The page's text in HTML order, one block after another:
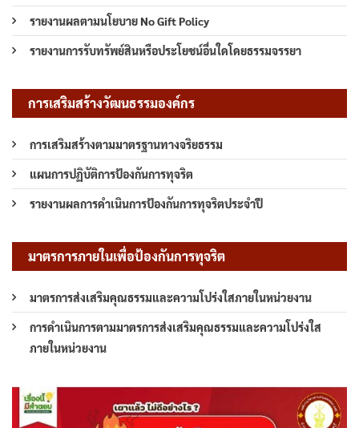
รายงานผลตามนโยบาย No Gift Policy
รายงานการรับทรัพย์สินหรือประโยชน์อื่นใดโดยธรรมจรรยา
การเสริมสร้างวัฒนธรรมองค์กร
การเสริมสร้างตามมาตรฐานทางจริยธรรม
แผนการปฏิบัติการป้องกันการทุจริต
รายงานผลการดำเนินการป้องกันการทุจริตประจำปี
มาตรการภายในเพื่อป้องกันการทุจริต
มาตรการส่งเสริมคุณธรรมและความโปร่งใสภายในหน่วยงาน
การดำเนินการตามมาตรการส่งเสริมคุณธรรมและความโปร่งใส
ภายในหน่วยงาน